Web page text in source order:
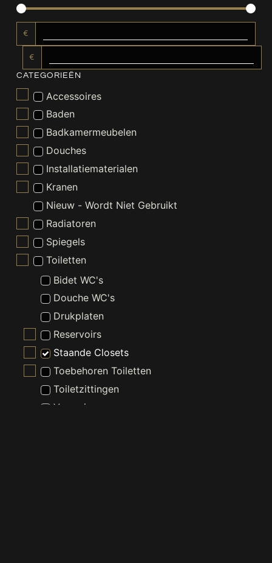
€
€
CATEGORIEËN
Accessoires
Baden
Badkamermeubelen
Douches
Installatiematerialen
Kranen
Nieuw - Wordt Niet Gebruikt
Radiatoren
Spiegels
Toiletten
Bidet WC's
Douche WC's
Drukplaten
Reservoirs
Staande Closets
Toebehoren Toiletten
Toiletzittingen
Vergruizers